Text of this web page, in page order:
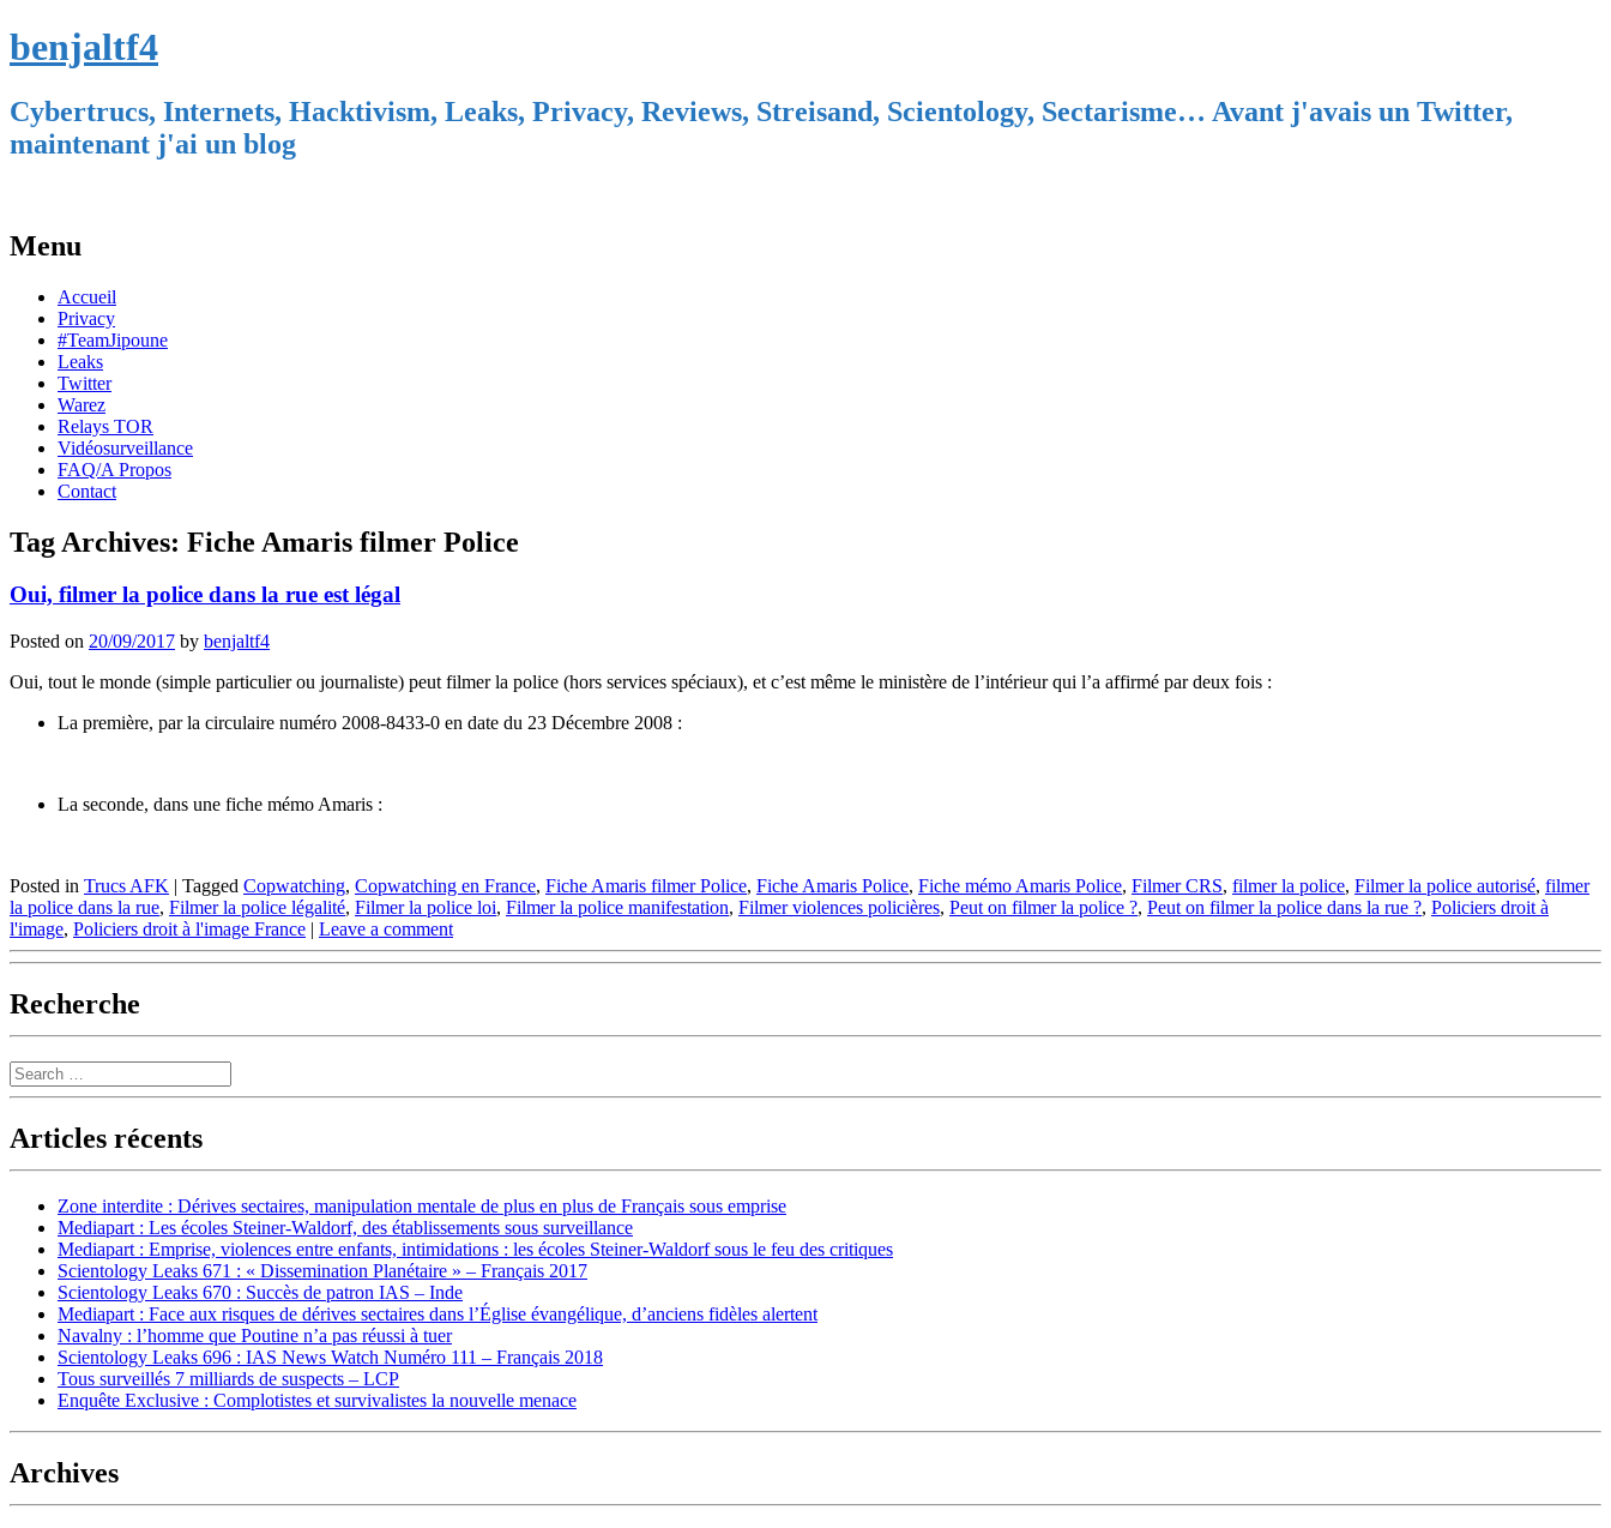
benjaltf4
Cybertrucs, Internets, Hacktivism, Leaks, Privacy, Reviews, Streisand, Scientology, Sectarisme… Avant j'avais un Twitter,
maintenant j'ai un blog
Menu
Skip
content
Accueil
Privacy
#TeamJipoune
Leaks
Twitter
Warez
Relays TOR
Vidéosurveillance
FAQ/A Propos
Contact
Tag Archives: Fiche Amaris filmer Police
Oui, filmer la police dans la rue est légal
Posted on 20/09/2017 by benjaltf4
Oui, tout le monde (simple particulier ou journaliste) peut filmer la police (hors services spéciaux), et c’est même le ministère de l’intérieur qui l’a affirmé par deux fois :
La première, par la circulaire numéro 2008-8433-0 en date du 23 Décembre 2008 :
La seconde, dans une fiche mémo Amaris :
Posted in Trucs AFK | Tagged Copwatching, Copwatching en France, Fiche Amaris filmer Police, Fiche Amaris Police, Fiche mémo Amaris Police, Filmer CRS, filmer la police, Filmer la police autorisé, filmer
la police dans la rue, Filmer la police légalité, Filmer la police loi, Filmer la police manifestation, Filmer violences policières, Peut on filmer la police ?, Peut on filmer la police dans la rue ?, Policiers droit à
l'image, Policiers droit à l'image France | Leave a comment
Recherche
Search
Articles récents
Zone interdite : Dérives sectaires, manipulation mentale de plus en plus de Français sous emprise
Mediapart : Les écoles Steiner-Waldorf, des établissements sous surveillance
Mediapart : Emprise, violences entre enfants, intimidations : les écoles Steiner-Waldorf sous le feu des critiques
Scientology Leaks 671 : « Dissemination Planétaire » – Français 2017
Scientology Leaks 670 : Succès de patron IAS – Inde
Mediapart : Face aux risques de dérives sectaires dans l’Église évangélique, d’anciens fidèles alertent
Navalny : l’homme que Poutine n’a pas réussi à tuer
Scientology Leaks 696 : IAS News Watch Numéro 111 – Français 2018
Tous surveillés 7 milliards de suspects – LCP
Enquête Exclusive : Complotistes et survivalistes la nouvelle menace
Archives